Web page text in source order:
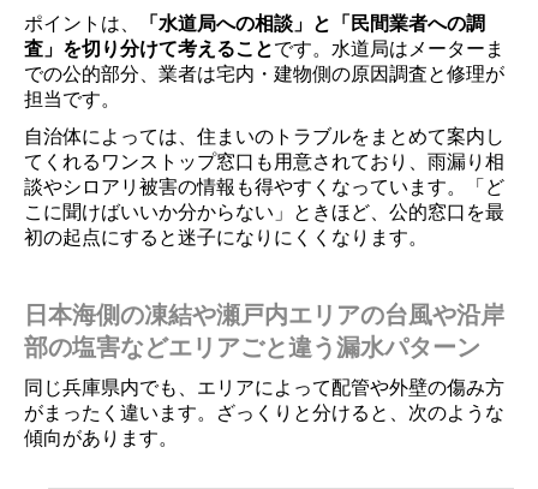
ポイントは、
「水道局への相談」と「民間業者への調
査」を切り分けて考えることです。水道局はメーターま
での公的部分、業者は宅内・建物側の原因調査と修理が
担当です。
自治体によっては、住まいのトラブルをまとめて案内し
てくれるワンストップ窓口も用意されており、雨漏り相
談やシロアリ被害の情報も得やすくなっています。「ど
こに聞けばいいか分からない」ときほど、公的窓口を最
初の起点にすると迷子になりにくくなります。
日本海側の凍結や瀬戸内エリアの台風や沿岸
部の塩害などエリアごと違う漏水パターン
同じ兵庫県内でも、エリアによって配管や外壁の傷み方
がまったく違います。ざっくりと分けると、次のような
傾向があります。